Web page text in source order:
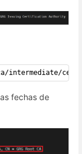
fechas de